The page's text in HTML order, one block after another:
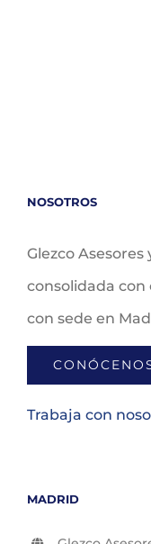
NOSOTROS
Glezco
consolidada con
con sede en
Trabaja con
MADRID